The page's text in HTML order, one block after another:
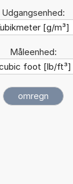
Udgangsenhed:
Måleenhed: